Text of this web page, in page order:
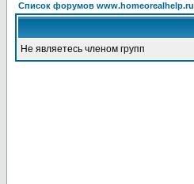
Список форумов www.homeorealhelp.ru
Не являетесь членом групп